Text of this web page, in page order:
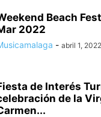
Beach
2022
- abril 1, 2022
de Interés
de la